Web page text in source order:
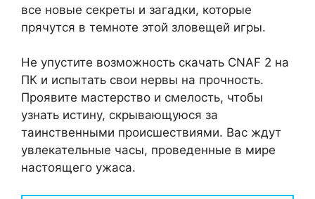
все новые секреты и загадки, которые
прячутся в темноте этой зловещей игры.
Не упустите возможность скачать CNAF 2 на
ПК и испытать свои нервы на прочность.
Проявите мастерство и смелость, чтобы
узнать истину, скрывающуюся за
таинственными происшествиями. Вас ждут
увлекательные часы, проведенные в мире
настоящего ужаса.